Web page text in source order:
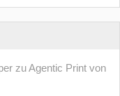
zu Agentic Print von